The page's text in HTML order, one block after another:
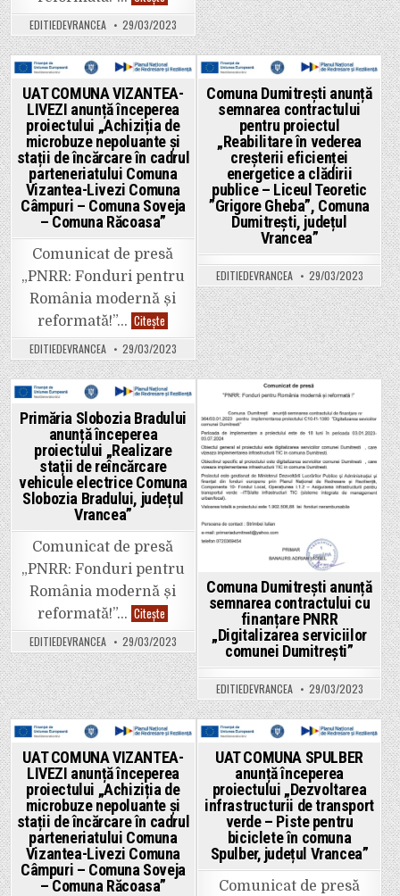
COMUNA
URECHEȘTI
anunță
începerea
proiectului
„Transpunerea
în
format
GIS
a
documentațiilor
de
amenajare
a
teritoriului
și
de
planificare
urbană
comuna
Urechești,
județul
Vrancea;
Realizare
stații
de
reîncărcare
vehicule
electrice,
Comuna
Urechești,
județul
Vrancea”
EDITIEDEVRANCEA 29/03/2023
a
clădirilor
publice
Comuna
Vizantea-
Livezi,
județul
Vrancea”
Posted
in
UAT COMUNA VIZANTEA-
LIVEZI anunță începerea
proiectului „Achiziția de
microbuze nepoluante și
stații de încărcare în cadrul
parteneriatului Comuna
Vizantea-Livezi Comuna
Câmpuri – Comuna Soveja
– Comuna Răcoasa”
Comunicat de presă
„PNRR: Fonduri pentru
România modernă și
reformată!”… Citește
COMUNA
VIZANTEA-
LIVEZI
anunță
începerea
proiectului
„Achiziția
de
microbuze
nepoluante
și
stații
de
încărcare
în
cadrul
parteneriatului
Comuna
Vizantea-
Livezi
Comuna
Câmpuri
–
Comuna
Soveja
–
Comuna
Răcoasa”
EDITIEDEVRANCEA 29/03/2023
Posted
Comuna Dumitrești anunță
semnarea contractului
pentru proiectul
„Reabilitare în vederea
creșterii eficienței
energetice a clădirii
publice – Liceul Teoretic
”Grigore Gheba”, Comuna
Dumitrești, județul
Vrancea”
EDITIEDEVRANCEA 29/03/2023
Posted
Primăria Slobozia Bradului
anunță începerea
proiectului „Realizare
stații de reîncărcare
vehicule electrice Comuna
Slobozia Bradului, județul
Vrancea”
Comunicat de presă
„PNRR: Fonduri pentru
România modernă și
reformată!”… Citește
Slobozia
Bradului
anunță
începerea
proiectului
„Realizare
stații
de
reîncărcare
vehicule
electrice
Comuna
Slobozia
Bradului,
județul
Vrancea”
EDITIEDEVRANCEA 29/03/2023
Posted
in
Comuna Dumitrești anunță
semnarea contractului cu
finanțare PNRR
„Digitalizarea serviciilor
comunei Dumitrești”
EDITIEDEVRANCEA 29/03/2023
Posted
in
UAT COMUNA VIZANTEA-
LIVEZI anunță începerea
proiectului „Achiziția de
microbuze nepoluante și
stații de încărcare în cadrul
parteneriatului Comuna
Vizantea-Livezi Comuna
Câmpuri – Comuna Soveja
– Comuna Răcoasa”
Posted
UAT COMUNA SPULBER
anunță începerea
proiectului „Dezvoltarea
infrastructurii de transport
verde – Piste pentru
biciclete în comuna
Spulber, județul Vrancea”
Comunicat de presă